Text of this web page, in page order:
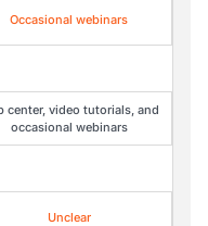
Occasional webinars
center, video tutorials, and
occasional webinars
Unclear